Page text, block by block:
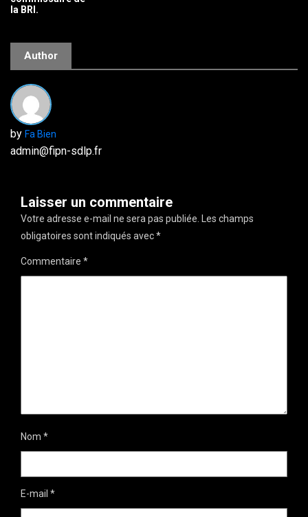
la BRI.
Author
by Fa Bien
admin@fipn-sdlp.fr
Laisser un commentaire
Votre adresse e-mail ne sera pas publiée. Les champs
obligatoires sont indiqués avec*
Commentaire *
Nom *
E-mail *